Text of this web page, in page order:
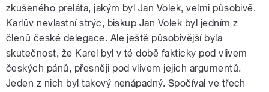
zkušeného preláta, jakým byl Jan Volek, velmi působivě.
Karlův nevlastní strýc, biskup Jan Volek byl jedním z
členů české delegace. Ale ještě působivější byla
skutečnost, že Karel byl v té době fakticky pod vlivem
českých pánů, přesněji pod vlivem jejich argumentů.
Jeden z nich byl takový nenápadný. Spočíval ve třech